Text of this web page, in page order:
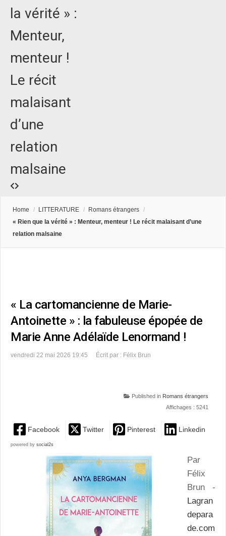
la vérité » :
Menteur,
menteur !
Le récit
malaisant
d’une
relation
malsaine
Home / LITTERATURE / Romans étrangers /
« Rien que la vérité » : Menteur, menteur ! Le récit malaisant d’une
relation malsaine
« La cartomancienne de Marie-
Antoinette » : la fabuleuse épopée de
Marie Anne Adélaïde Lenormand !
vendredi 22 mai 2026 19:45 Écrit par : Félix Brun
Published in Romans étrangers
Affichages : 5241
Facebook Twitter Pinterest Linkedin
powered by social2s
Par
Félix
Brun -
Lagran
depara
de.com